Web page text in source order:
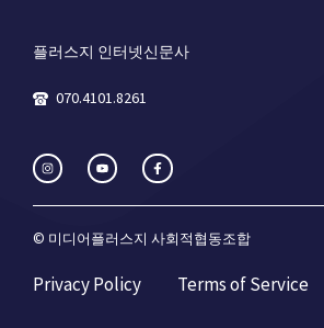
플러스지 인터넷신문사
070.4101.8261
© 미디어플러스지 사회적협동조합
Privacy Policy Terms of Service